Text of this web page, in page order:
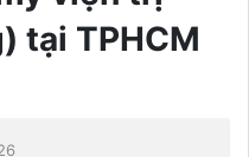
tại TPHCM